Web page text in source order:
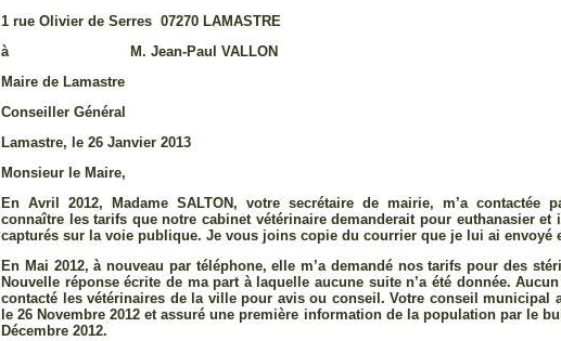
1 rue Olivier de Serres 07270 LAMASTRE
à M. Jean-Paul VALLON
Maire de Lamastre
Conseiller Général
Lamastre, le 26 Janvier 2013
Monsieur le Maire,
En Avril 2012, Madame SALTON, votre secrétaire de mairie, m’a contactée
connaître les tarifs que notre cabinet vétérinaire demanderait pour euthanasier et
capturés sur la voie publique. Je vous joins copie du courrier que je lui ai envoyé
En Mai 2012, à nouveau par téléphone, elle m’a demandé nos tarifs pour des
Nouvelle réponse écrite de ma part à laquelle aucune suite n’a été donnée.
contacté les vétérinaires de la ville pour avis ou conseil. Votre conseil municipal
le 26 Novembre 2012 et assuré une première information de la population par le
Décembre 2012.